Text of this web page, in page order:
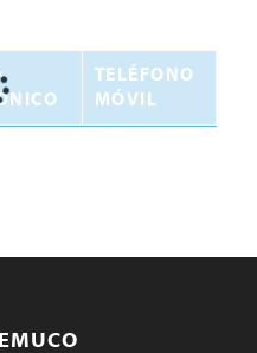
TELÉFONO
MÓVIL